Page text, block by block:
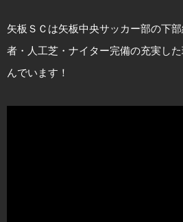
矢板ＳＣは矢板中央サッカー部の下
者・人工芝・ナイター完備の充実し
んでいます！